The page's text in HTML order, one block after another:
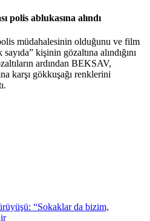
polis ablukasına alındı
müdahalesinin olduğunu ve film
kişinin gözaltına alındığını
ardından BEKSAV,
karşı gökkuşağı renklerini